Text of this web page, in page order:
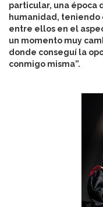
particular, una época
humanidad, teniendo
entre ellos en el
un momento muy
donde conseguí la
conmigo misma”.